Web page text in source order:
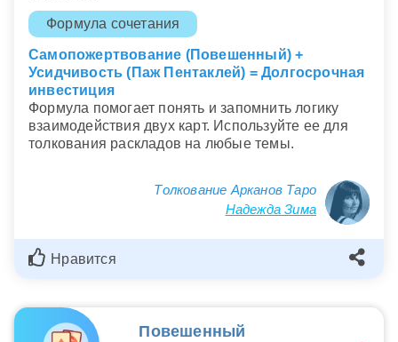
Формула сочетания
Самопожертвование (Повешенный) +
Усидчивость (Паж Пентаклей) = Долгосрочная
инвестиция
Формула помогает понять и запомнить логику
взаимодействия двух карт. Используйте ее для
толкования раскладов на любые темы.
Толкование Арканов Таро
Надежда Зима
Нравится
Повешенный